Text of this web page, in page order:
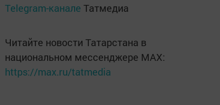
Telegram-канале Татмедиа
Читайте новости Татарстана в
национальном мессенджере MАХ:
https://max.ru/tatmedia